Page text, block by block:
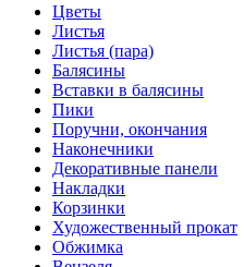
Цветы
Листья
Листья (пара)
Балясины
Вставки в балясины
Пики
Поручни, окончания
Наконечники
Декоративные панели
Накладки
Корзинки
Художественный прокат
Обжимка